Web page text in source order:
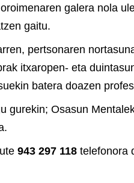
galera nola
gaitu.
pertsonaren
itxaropen- eta
batera doazen
gurekin; Osasun
943 297 118 telefonora